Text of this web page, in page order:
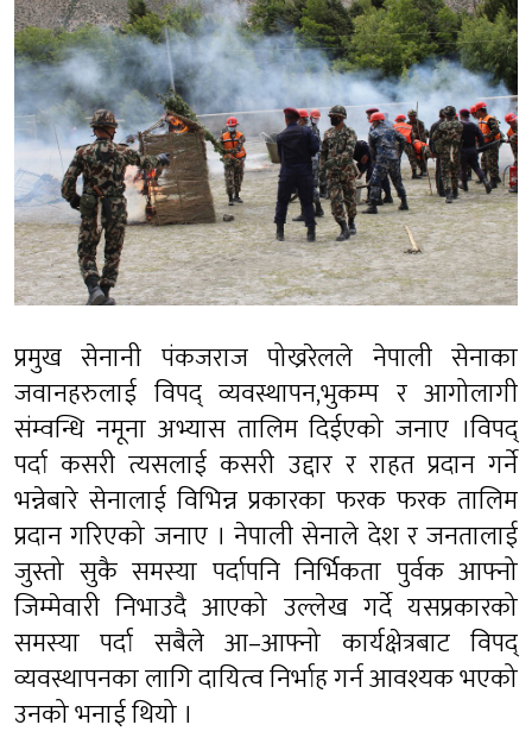
प्रमुख सेनानी पंकजराज पोख्ररेलले नेपाली सेनाका
जवानहरुलाई विपद् व्यवस्थापन,भुकम्प र आगोलागी
संम्वन्धि नमूना अभ्यास तालिम दिईएको जनाए ।विपद्
पर्दा कसरी त्यसलाई कसरी उद्दार र राहत प्रदान गर्ने
भन्नेबारे सेनालाई विभिन्न प्रकारका फरक फरक तालिम
प्रदान गरिएको जनाए । नेपाली सेनाले देश र जनतालाई
जुस्तो सुकै समस्या पर्दापनि निर्भिकता पुर्वक आफ्नो
जिम्मेवारी निभाउदै आएको उल्लेख गर्दे यसप्रकारको
समस्या पर्दा सबैले आ–आफ्नो कार्यक्षेत्रबाट विपद्
व्यवस्थापनका लागि दायित्व निर्भाह गर्न आवश्यक भएको
उनको भनाई थियो ।